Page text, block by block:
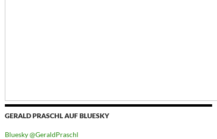
GERALD PRASCHL AUF BLUESKY
Bluesky @GeraldPraschl